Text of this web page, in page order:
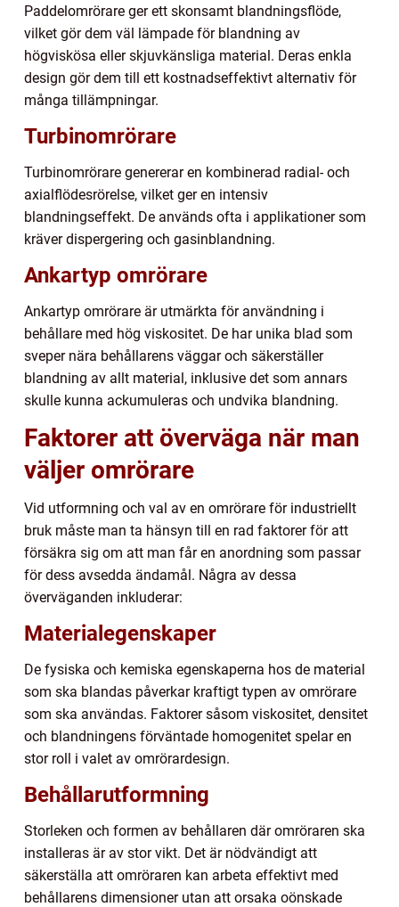
Paddelomrörare ger ett skonsamt blandningsflöde,
vilket gör dem väl lämpade för blandning av
högviskösa eller skjuvkänsliga material. Deras enkla
design gör dem till ett kostnadseffektivt alternativ för
många tillämpningar.
Turbinomrörare
Turbinomrörare genererar en kombinerad radial- och
axialflödesrörelse, vilket ger en intensiv
blandningseffekt. De används ofta i applikationer som
kräver dispergering och gasinblandning.
Ankartyp omrörare
Ankartyp omrörare är utmärkta för användning i
behållare med hög viskositet. De har unika blad som
sveper nära behållarens väggar och säkerställer
blandning av allt material, inklusive det som annars
skulle kunna ackumuleras och undvika blandning.
Faktorer att överväga när man
väljer omrörare
Vid utformning och val av en omrörare för industriellt
bruk måste man ta hänsyn till en rad faktorer för att
försäkra sig om att man får en anordning som passar
för dess avsedda ändamål. Några av dessa
överväganden inkluderar:
Materialegenskaper
De fysiska och kemiska egenskaperna hos de material
som ska blandas påverkar kraftigt typen av omrörare
som ska användas. Faktorer såsom viskositet, densitet
och blandningens förväntade homogenitet spelar en
stor roll i valet av omrörardesign.
Behållarutformning
Storleken och formen av behållaren där omröraren ska
installeras är av stor vikt. Det är nödvändigt att
säkerställa att omröraren kan arbeta effektivt med
behållarens dimensioner utan att orsaka oönskade